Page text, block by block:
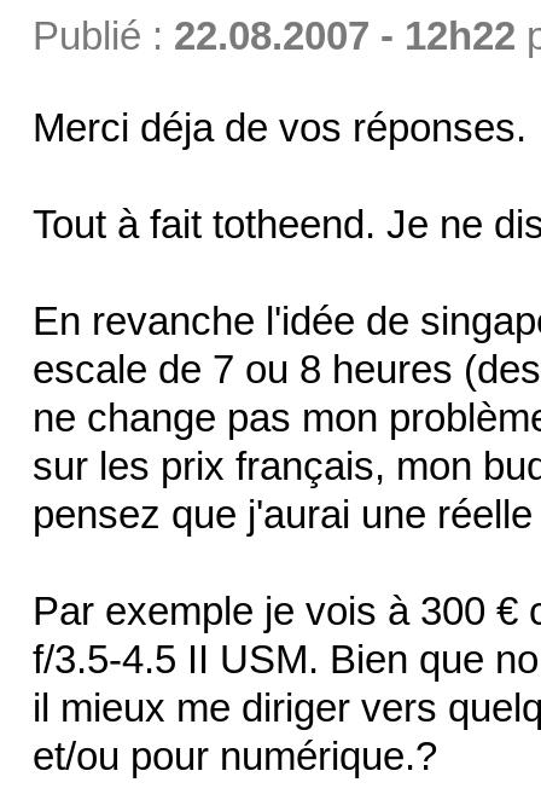
Publié : 22.08.2007 - 12h22
Merci déja de vos réponses.
Tout à fait totheend. Je ne
En revanche l'idée de
escale de 7 ou 8 heures
ne change pas mon
sur les prix français, mon
pensez que j'aurai une
Par exemple je vois à 300 €
f/3.5-4.5 II USM. Bien que
il mieux me diriger vers
et/ou pour numérique.?